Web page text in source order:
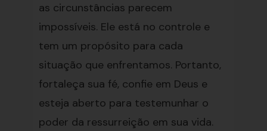
as circunstâncias parecem
impossíveis. Ele está no controle e
tem um propósito para cada
situação que enfrentamos. Portanto,
fortaleça sua fé, confie em Deus e
esteja aberto para testemunhar o
poder da ressurreição em sua vida.